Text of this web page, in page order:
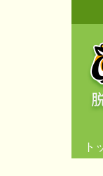
ト